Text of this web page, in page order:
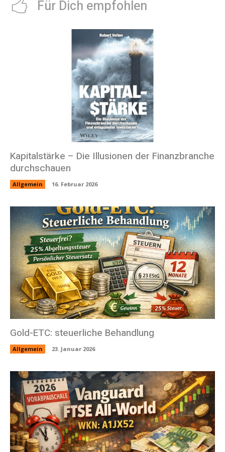
Für Dich empfohlen
Kapitalstärke – Die Illusionen der Finanzbranche
durchschauen
Allgemein 16. Februar 2026
Gold-ETC: steuerliche Behandlung
Allgemein 23. Januar 2026